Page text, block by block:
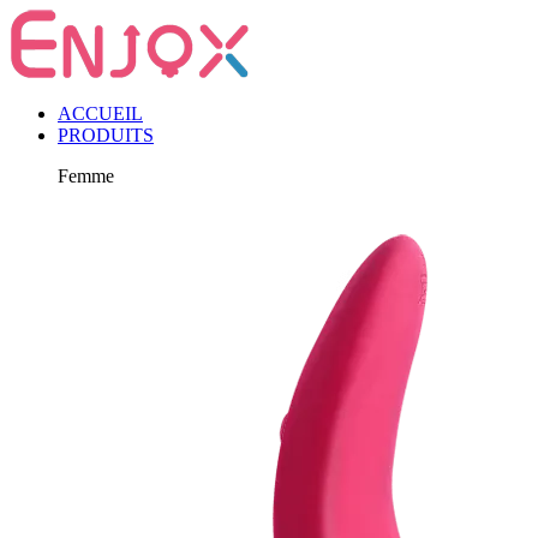
ACCUEIL
PRODUITS
Femme